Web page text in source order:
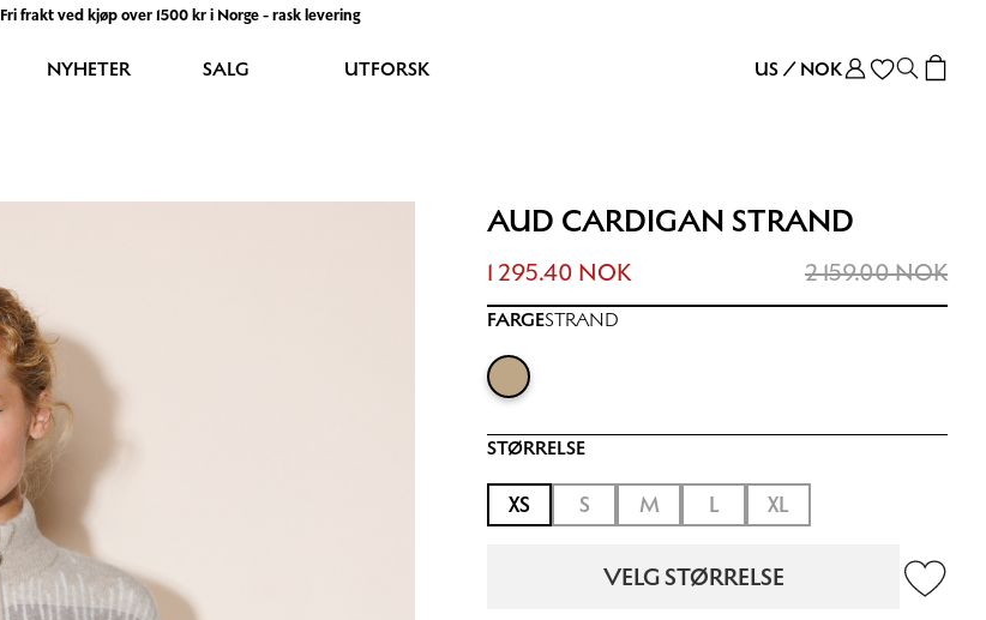
Fri frakt ved kjøp over 1500 kr i Norge - rask levering
NYHETER SALG UTFORSK US / NOK
AUD CARDIGAN STRAND
1 295.40 NOK 2 159.00 NOK
FARGESTRAND
STØRRELSE
XS S M L XL
VELG STØRRELSE